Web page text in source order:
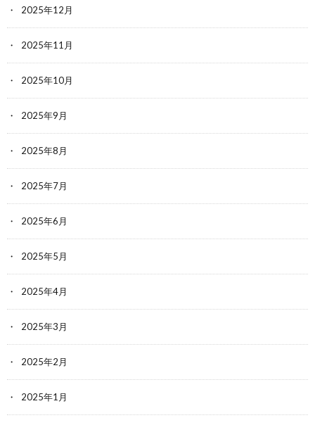
2025年12月
2025年11月
2025年10月
2025年9月
2025年8月
2025年7月
2025年6月
2025年5月
2025年4月
2025年3月
2025年2月
2025年1月